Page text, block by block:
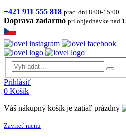
+421 911 555 818 prac. dni 8:00-15:00
Doprava zadarmo pri objednávke nad
Prihlásiť
0 Košík
Váš nákupný košík je zatiaľ prázdny
Zavrieť menu